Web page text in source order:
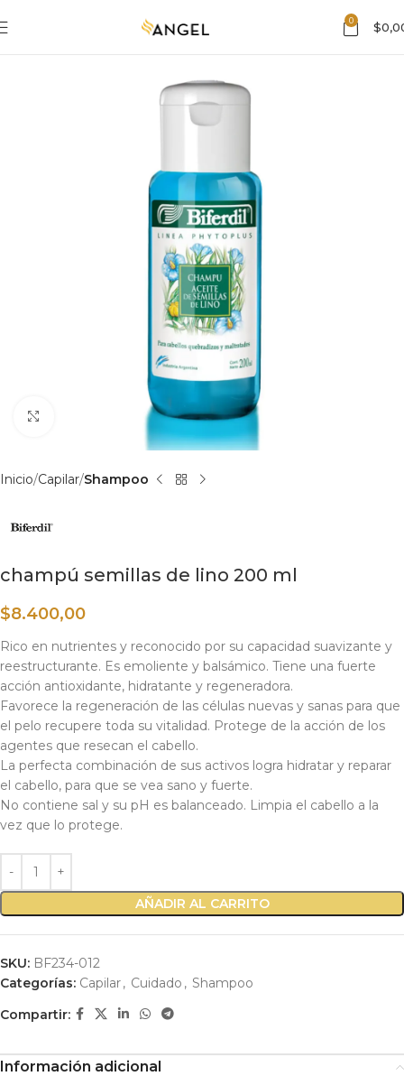
0 $
Haga clic para ampliar
Inicio Capilar Shampoo
champú semillas de lino 200 ml
$8.400,00
Rico en nutrientes y reconocido por su capacidad suavizante y
reestructurante. Es emoliente y balsámico. Tiene una fuerte
acción antioxidante, hidratante y regeneradora.
Favorece la regeneración de las células nuevas y sanas para que
el pelo recupere toda su vitalidad. Protege de la acción de los
agentes que resecan el cabello.
La perfecta combinación de sus activos logra hidratar y reparar
el cabello, para que se vea sano y fuerte.
No contiene sal y su pH es balanceado. Limpia el cabello a la
vez que lo protege.
AÑADIR AL CARRITO
SKU: BF234-012
Categorías: Capilar, Cuidado , Shampoo
Compartir:
Información adicional